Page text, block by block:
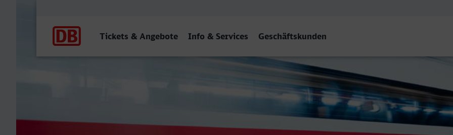
Tickets & Angebote Info & Services Geschäftskunden
Hannover Hbf - Neumünster